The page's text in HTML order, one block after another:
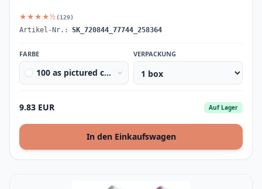
★★★★½ (129)
Artikel-Nr.: SK_720844_77744_258364
FARBE
100 as pictured carp
VERPACKUNG
9.83 EUR Auf Lager
In den Einkaufswagen